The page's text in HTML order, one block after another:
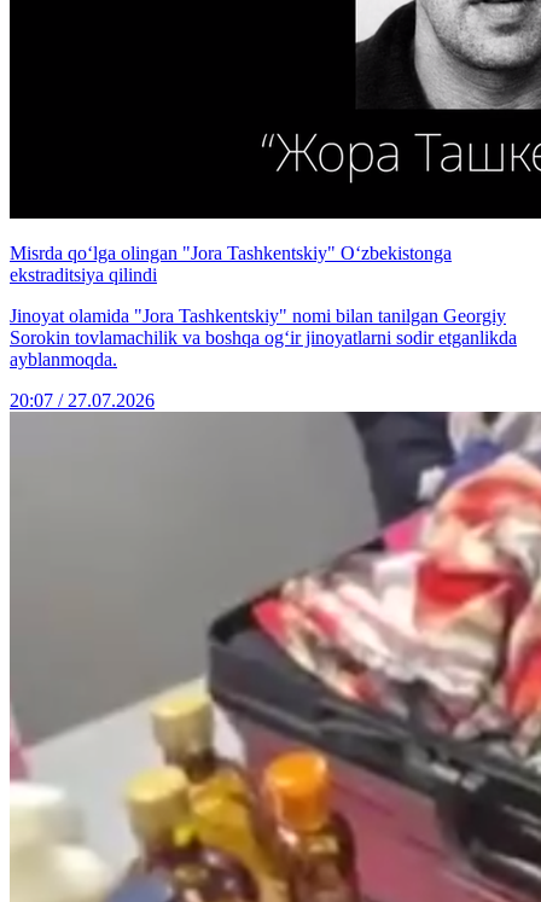
Misrda qo‘lga olingan "Jora Tashkentskiy" O‘zbekistonga
ekstraditsiya qilindi
Jinoyat olamida "Jora Tashkentskiy" nomi bilan tanilgan Georgiy
Sorokin tovlamachilik va boshqa og‘ir jinoyatlarni sodir etganlikda
ayblanmoqda.
20:07 / 27.07.2026